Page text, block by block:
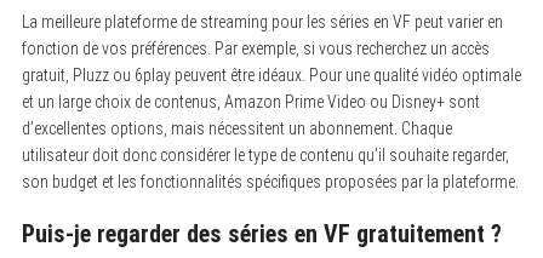
La meilleure plateforme de streaming pour les séries en VF peut varier en
fonction de vos préférences. Par exemple, si vous recherchez un accès
gratuit, Pluzz ou 6play peuvent être idéaux. Pour une qualité vidéo optimale
et un large choix de contenus, Amazon Prime Video ou Disney+ sont
d’excellentes options, mais nécessitent un abonnement. Chaque
utilisateur doit donc considérer le type de contenu qu’il souhaite regarder,
son budget et les fonctionnalités spécifiques proposées par la plateforme.
Puis-je regarder des séries en VF gratuitement ?